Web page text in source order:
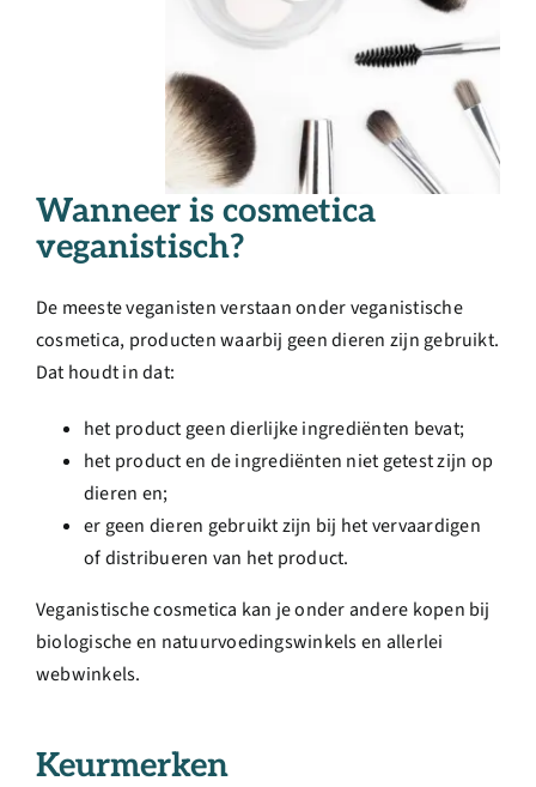
English
Wanneer is cosmetica
veganistisch?
De meeste veganisten verstaan onder veganistische
cosmetica, producten waarbij geen dieren zijn gebruikt.
Dat houdt in dat:
het product geen dierlijke ingrediënten bevat;
het product en de ingrediënten niet getest zijn op
dieren en;
er geen dieren gebruikt zijn bij het vervaardigen
of distribueren van het product.
Veganistische cosmetica kan je onder andere kopen bij
biologische en natuurvoedingswinkels en allerlei
webwinkels.
Keurmerken